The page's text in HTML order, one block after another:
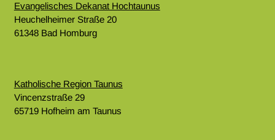
Evangelisches Dekanat Hochtaunus
Heuchelheimer Straße 20
61348 Bad Homburg
Katholische Region Taunus
Vincenzstraße 29
65719 Hofheim am Taunus